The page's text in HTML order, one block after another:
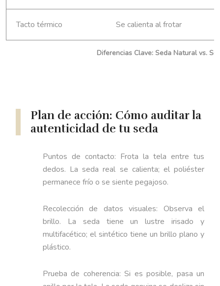
Diferencias Clave: Seda Natural vs.
Tacto térmico Se calienta al frotar
Plan de acción: Cómo auditar la
autenticidad de tu seda
Puntos de contacto: Frota la tela entre tus
dedos. La seda real se calienta; el poliéster
permanece frío o se siente pegajoso.
Recolección de datos visuales: Observa el
brillo. La seda tiene un lustre irisado y
multifacético; el sintético tiene un brillo plano y
plástico.
Prueba de coherencia: Si es posible, pasa un